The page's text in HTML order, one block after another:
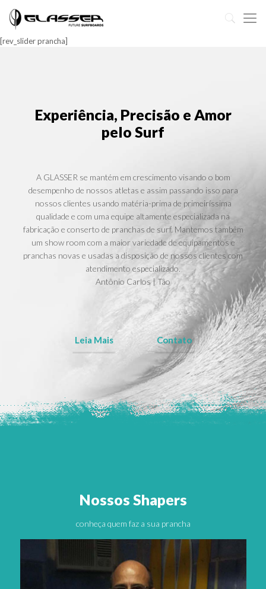
[rev_slider prancha]
Experiência, Precisão e Amor
pelo Surf
A GLASSER se mantém em crescimento visando o bom
desempenho de nossos atletas e assim passando isso para
nossos clientes usando matéria-prima de primeiríssima
qualidade e com uma equipe altamente especializada na
fabricação e conserto de pranchas de surf. Mantemos também
um show room com a maior variedade de equipamentos e
pranchas novas e usadas a disposição de nossos clientes com
atendimento especializado.
Antônio Carlos | Tão
Leia Mais Contato
Nossos Shapers
conheça quem faz a sua prancha